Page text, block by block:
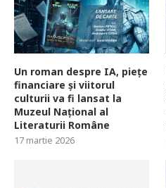
Un roman despre IA, piețe
financiare și viitorul
culturii va fi lansat la
Muzeul Național al
Literaturii Române
17 martie 2026